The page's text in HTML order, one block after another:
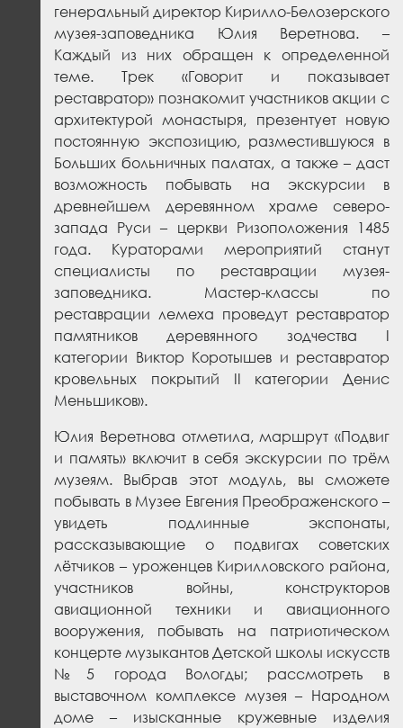
генеральный директор Кирилло-Белозерского
музея-заповедника Юлия Веретнова. –
Каждый из них обращен к определенной
теме. Трек «Говорит и показывает
реставратор» познакомит участников акции с
архитектурой монастыря, презентует новую
постоянную экспозицию, разместившуюся в
Больших больничных палатах, а также – даст
возможность побывать на экскурсии в
древнейшем деревянном храме северо-
запада Руси – церкви Ризоположения 1485
года. Кураторами мероприятий станут
специалисты по реставрации музея-
заповедника. Мастер-классы по
реставрации лемеха проведут реставратор
памятников деревянного зодчества I
категории Виктор Коротышев и реставратор
кровельных покрытий II категории Денис
Меньшиков».
Юлия Веретнова отметила, маршрут «Подвиг
и память» включит в себя экскурсии по трём
музеям. Выбрав этот модуль, вы сможете
побывать в Музее Евгения Преображенского –
увидеть подлинные экспонаты,
рассказывающие о подвигах советских
лётчиков – уроженцев Кирилловского района,
участников войны, конструкторов
авиационной техники и авиационного
вооружения, побывать на патриотическом
концерте музыкантов Детской школы искусств
№5 города Вологды; рассмотреть в
выставочном комплексе музея – Народном
доме – изысканные кружевные изделия